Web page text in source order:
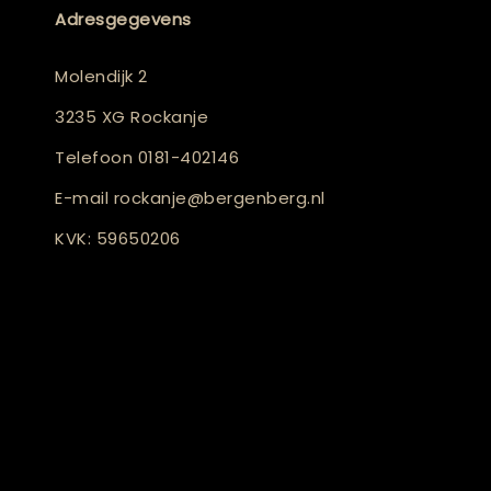
Adresgegevens
Molendijk 2
3235 XG Rockanje
Telefoon 0181-402146
E-mail rockanje@bergenberg.nl
KVK: 59650206